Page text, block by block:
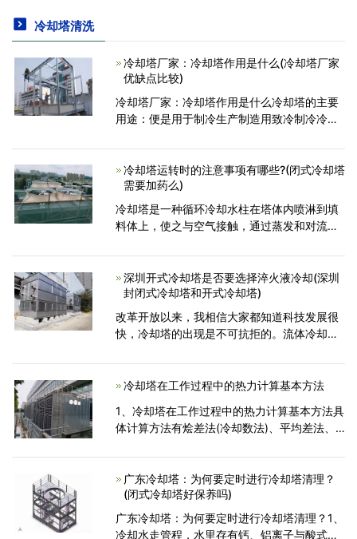
冷却塔清洗
冷却塔厂家：冷却塔作用是什么(冷却塔厂家
优缺点比较)
冷却塔厂家：冷却塔作用是什么冷却塔的主要
用途：便是用于制冷生产制造用致冷制冷冷却
用，就能很多的节省水资源。1，冷却塔上的
水，是用高压泵再加上
冷却塔运转时的注意事项有哪些?(闭式冷却塔
需要加药么)
冷却塔是一种循环冷却水柱在塔体内喷淋到填
料体上，使之与空气接触，通过蒸发和对流来
时，要注意哪些事项呢?接下来，就和小编一起
来了解一下吧。其运转
深圳开式冷却塔是否要选择淬火液冷却(深圳
封闭式冷却塔和开式冷却塔)
改革开放以来，我相信大家都知道科技发展很
快，冷却塔的出现是不可抗拒的。流体冷却器
塔中。为什么?因为这种使用方法会减少换热器
和冷却塔之间
冷却塔在工作过程中的热力计算基本方法
1、冷却塔在工作过程中的热力计算基本方法具
体计算方法有烩差法(冷却数法)、平均差法、
较普遍的是烩差法，在用电子计算机计算时多
用终差法。2
广东冷却塔：为何要定时进行冷却塔清理？
(闭式冷却塔好保养吗)
广东冷却塔：为何要定时进行冷却塔清理？1、
冷却水走管程，水里存有钙、铝离子与酸式硫